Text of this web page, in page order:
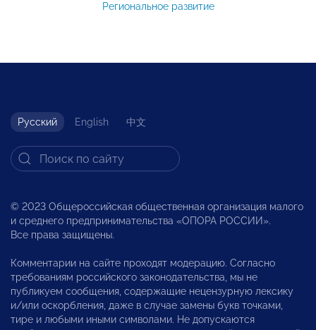
Региональное развитие
Русский English 中文
© 2023 Общероссийская общественная организация малого
и среднего предпринимательства «ОПОРА РОССИИ».
Все права защищены.
Комментарии на сайте проходят модерацию. Согласно
требованиям российского законодательства, мы не
публикуем сообщения, содержащие нецензурную лексику
и/или оскорбления, даже в случае замены букв точками,
тире и любыми иными символами. Не допускаются